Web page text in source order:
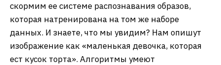
скормим ее системе распознавания образов,
которая натренирована на том же наборе
данных. И знаете, что мы увидим? Нам опишут
изображение как «маленькая девочка, которая
ест кусок торта». Алгоритмы умеют